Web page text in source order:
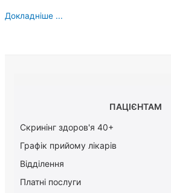
Докладніше ...
ПАЦІЄНТАМ
Скринінг здоров'я 40+
Графік прийому лікарів
Відділення
Платні послуги